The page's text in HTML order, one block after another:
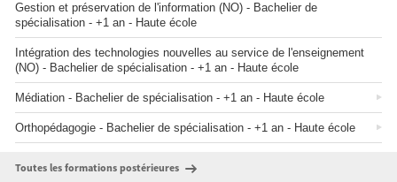
Gestion et préservation de l'information (NO) - Bachelier de
spécialisation - +1 an - Haute école
Intégration des technologies nouvelles au service de l'enseignement
(NO) - Bachelier de spécialisation - +1 an - Haute école
Médiation - Bachelier de spécialisation - +1 an - Haute école
Orthopédagogie - Bachelier de spécialisation - +1 an - Haute école
Toutes les formations postérieures